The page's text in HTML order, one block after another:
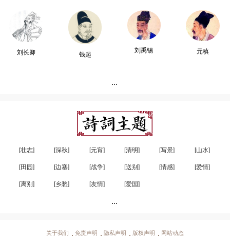
刘长卿 钱起
刘禹锡 元稹
...
[壮志] [深秋] [元宵] [清明] [写景] [山水]
[田园] [边塞] [战争] [送别] [情感] [爱情]
[离别] [乡愁] [友情] [爱国]
...
关于我们 免责声明 隐私声明 版权声明 网站动态